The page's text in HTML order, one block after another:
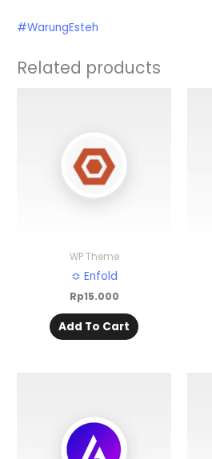
#WarungEsteh
Related products
WP Theme
≎ Enfold
Rp15.000
Add To Cart